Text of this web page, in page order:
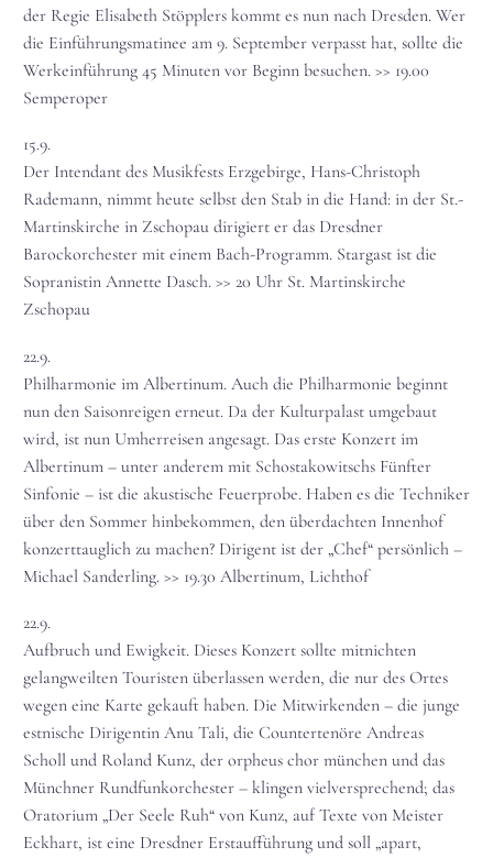
der Regie Elisabeth Stöpplers kommt es nun nach Dresden. Wer
die Einführungsmatinee am 9. September verpasst hat, sollte die
Werkeinführung 45 Minuten vor Beginn besuchen. >> 19.00
Semperoper
15.9.
Der Intendant des Musikfests Erzgebirge, Hans-Christoph
Rademann, nimmt heute selbst den Stab in die Hand: in der St.-
Martinskirche in Zschopau dirigiert er das Dresdner
Barockorchester mit einem Bach-Programm. Stargast ist die
Sopranistin Annette Dasch. >> 20 Uhr St. Martinskirche
Zschopau
22.9.
Philharmonie im Albertinum. Auch die Philharmonie beginnt
nun den Saisonreigen erneut. Da der Kulturpalast umgebaut
wird, ist nun Umherreisen angesagt. Das erste Konzert im
Albertinum – unter anderem mit Schostakowitschs Fünfter
Sinfonie – ist die akustische Feuerprobe. Haben es die Techniker
über den Sommer hinbekommen, den überdachten Innenhof
konzerttauglich zu machen? Dirigent ist der „Chef“ persönlich –
Michael Sanderling. >> 19.30 Albertinum, Lichthof
22.9.
Aufbruch und Ewigkeit. Dieses Konzert sollte mitnichten
gelangweilten Touristen überlassen werden, die nur des Ortes
wegen eine Karte gekauft haben. Die Mitwirkenden – die junge
estnische Dirigentin Anu Tali, die Countertenöre Andreas
Scholl und Roland Kunz, der orpheus chor münchen und das
Münchner Rundfunkorchester – klingen vielversprechend; das
Oratorium „Der Seele Ruh“ von Kunz, auf Texte von Meister
Eckhart, ist eine Dresdner Erstaufführung und soll „apart,